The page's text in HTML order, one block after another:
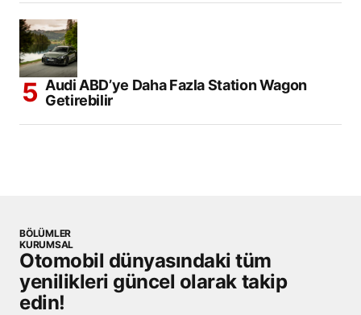
Audi ABD’ye Daha Fazla Station Wagon
Getirebilir
BÖLÜMLER
KURUMSAL
Otomobil dünyasındaki tüm
yenilikleri güncel olarak takip
edin!